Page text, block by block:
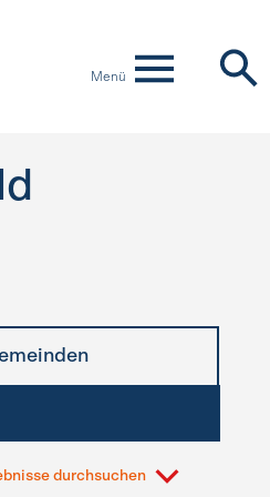
Menü
durchsuchen